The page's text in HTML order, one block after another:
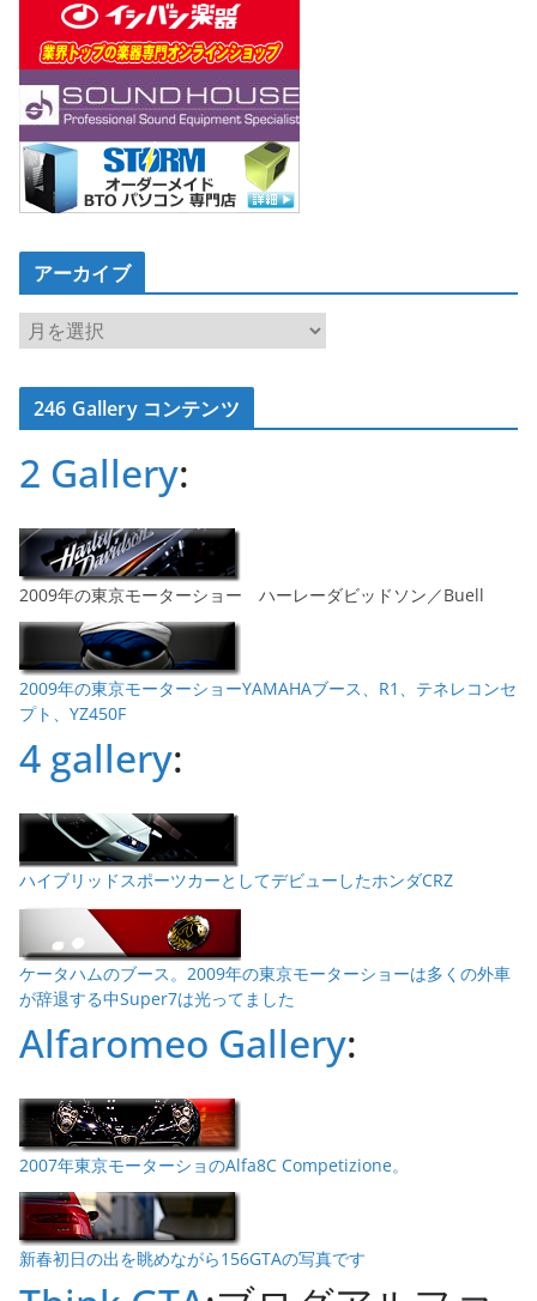
アーカイブ
ア
ー
カ
イ246 Gallery コンテンツ
2 Gallery:
2009年の東京モーターショー ハーレーダビッドソン／Buell
2009年の東京モーターショーYAMAHAブース、R1、テネレコンセ
プト、YZ450F
4 gallery:
ハイブリッドスポーツカーとしてデビューしたホンダCRZ
ケータハムのブース。2009年の東京モーターショーは多くの外車
が辞退する中Super7は光ってました
Alfaromeo Gallery:
2007年東京モーターショのAlfa8C Competizione。
新春初日の出を眺めながら156GTAの写真です